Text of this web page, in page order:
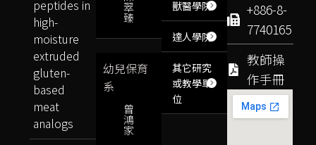
+886-8-
7740165
教師操
作手冊
獸醫學院
達人學院
其它研究
或教學單
位
翠
臻
幼兒保育
系
曾
鴻
家
peptides in
high-
moisture
extruded
gluten-
based
meat
analogs